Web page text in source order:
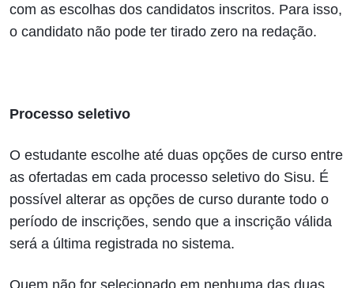
com as escolhas dos candidatos inscritos. Para isso,
o candidato não pode ter tirado zero na redação.
Processo seletivo
O estudante escolhe até duas opções de curso entre
as ofertadas em cada processo seletivo do Sisu. É
possível alterar as opções de curso durante todo o
período de inscrições, sendo que a inscrição válida
será a última registrada no sistema.
Quem não for selecionado em nenhuma das duas